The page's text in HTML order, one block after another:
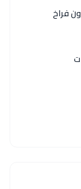
فراخ